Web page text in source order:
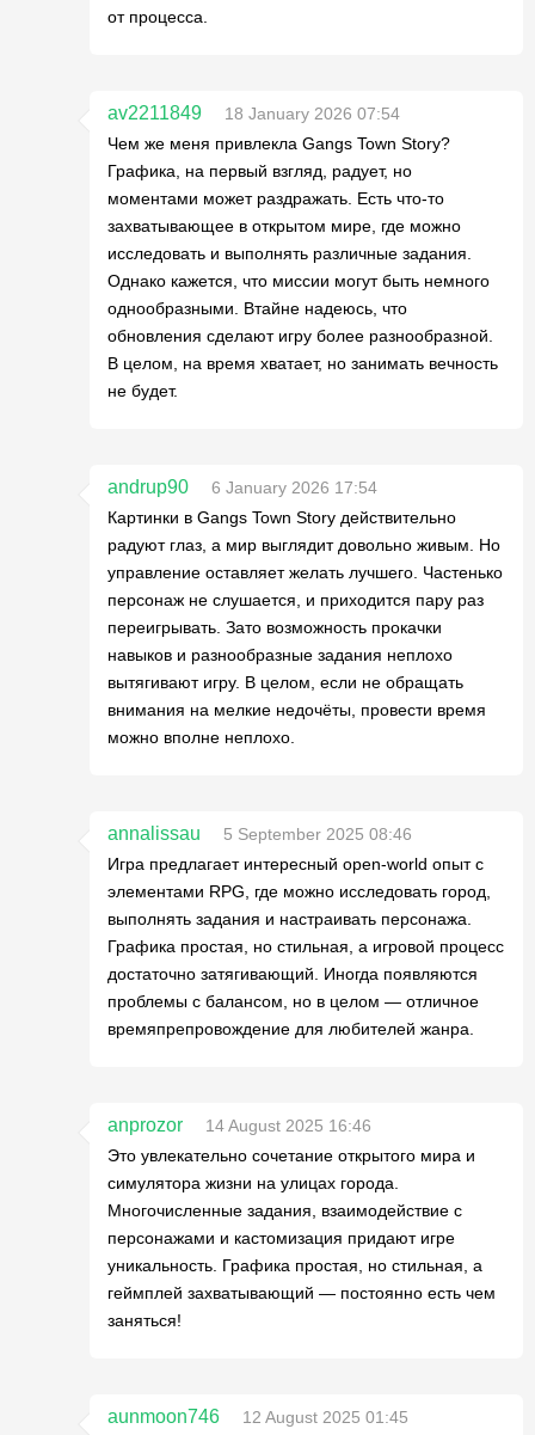
от процесса.
av2211849
18 January 2026 07:54
Чем же меня привлекла Gangs Town Story?
Графика, на первый взгляд, радует, но
моментами может раздражать. Есть что-то
захватывающее в открытом мире, где можно
исследовать и выполнять различные задания.
Однако кажется, что миссии могут быть немного
однообразными. Втайне надеюсь, что
обновления сделают игру более разнообразной.
В целом, на время хватает, но занимать вечность
не будет.
andrup90
6 January 2026 17:54
Картинки в Gangs Town Story действительно
радуют глаз, а мир выглядит довольно живым. Но
управление оставляет желать лучшего. Частенько
персонаж не слушается, и приходится пару раз
переигрывать. Зато возможность прокачки
навыков и разнообразные задания неплохо
вытягивают игру. В целом, если не обращать
внимания на мелкие недочёты, провести время
можно вполне неплохо.
annalissau
5 September 2025 08:46
Игра предлагает интересный open-world опыт с
элементами RPG, где можно исследовать город,
выполнять задания и настраивать персонажа.
Графика простая, но стильная, а игровой процесс
достаточно затягивающий. Иногда появляются
проблемы с балансом, но в целом — отличное
времяпрепровождение для любителей жанра.
anprozor
14 August 2025 16:46
Это увлекательно сочетание открытого мира и
симулятора жизни на улицах города.
Многочисленные задания, взаимодействие с
персонажами и кастомизация придают игре
уникальность. Графика простая, но стильная, а
геймплей захватывающий — постоянно есть чем
заняться!
aunmoon746
12 August 2025 01:45